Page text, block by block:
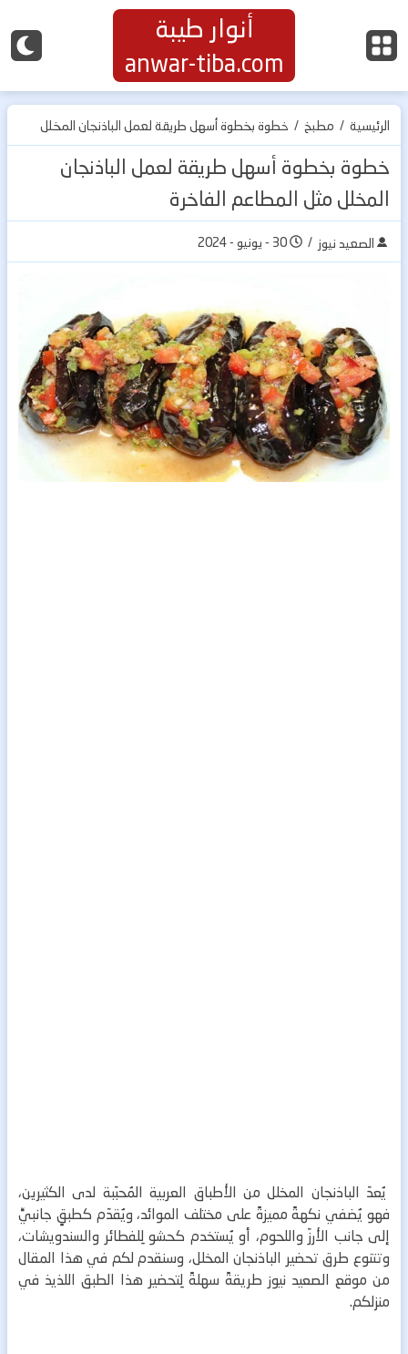
أنوار طيبة
anwar-tiba.com
الرئيسية / مطبخ / خطوة بخطوة أسهل طريقة لعمل الباذنجان المخلل
مثل المطاعم الفاخرة
خطوة بخطوة أسهل طريقة لعمل الباذنجان
المخلل مثل المطاعم الفاخرة
الصعيد نيوز / 30 - يونيو - 2024
يُعدّ الباذنجان المخلل من الأطباق العربية المُحبّبة لدى الكثيرين،
فهو يُضفي نكهةً مميزةً على مختلف الموائد، ويُقدّم كطبقٍ جانبيٍّ
إلى جانب الأرزّ واللحوم، أو يُستخدم كحشو لِلفطائر والسندويشات،
وتتنوع طرق تحضير الباذنجان المخلل، وسنقدم لكم في هذا المقال
من موقع الصعيد نيوز طريقةً سهلةً لِتحضير هذا الطبق اللذيذ في
منزلكم.